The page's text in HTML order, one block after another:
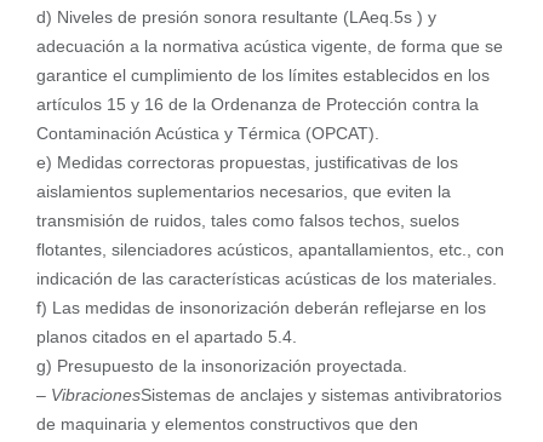
d) Niveles de presión sonora resultante (LAeq.5s ) y
adecuación a la normativa acústica vigente, de forma que se
garantice el cumplimiento de los límites establecidos en los
artículos 15 y 16 de la Ordenanza de Protección contra la
Contaminación Acústica y Térmica (OPCAT).
e) Medidas correctoras propuestas, justificativas de los
aislamientos suplementarios necesarios, que eviten la
transmisión de ruidos, tales como falsos techos, suelos
flotantes, silenciadores acústicos, apantallamientos, etc., con
indicación de las características acústicas de los materiales.
f) Las medidas de insonorización deberán reflejarse en los
planos citados en el apartado 5.4.
g) Presupuesto de la insonorización proyectada.
– VibracionesSistemas de anclajes y sistemas antivibratorios
de maquinaria y elementos constructivos que den